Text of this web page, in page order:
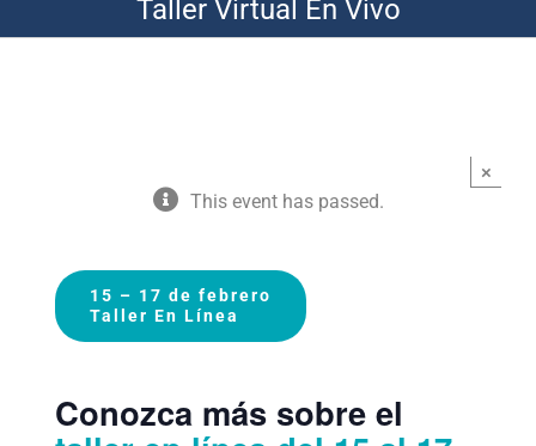
Taller Virtual En Vivo
This event has passed.
×
15 – 17 de febrero
Taller En Línea
Conozca más sobre el